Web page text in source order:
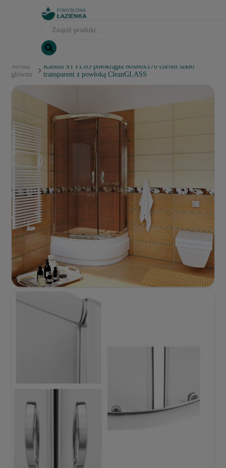
Strona
główna
Kabina STYLIO półokrągła 80x80x170 chrom szkło
transparent z powłoką CleanGLASS